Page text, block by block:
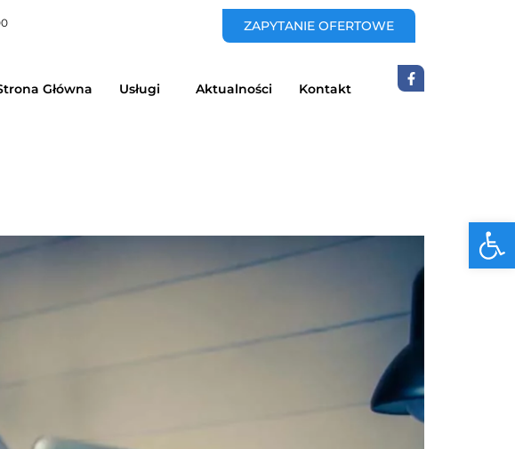
ZAPYTANIE OFERTOWE
Główna Usługi Aktualności Kontakt